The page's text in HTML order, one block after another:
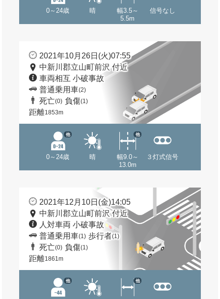
0～24歳 晴
幅3.5～
5.5m
信号なし
2021年10月26日(火)07:55
中新川郡立山町前沢 付近
車両相互 小破事故
普通乗用車(2)
死亡(0) 負傷(1)
距離1853m
0～24歳
他
晴
幅9.0～
13.0m
他
３灯式信号
2021年12月10日(金)14:05
中新川郡立山町前沢 付近
人対車両 小破事故
普通乗用車(1) 歩行者(1)
死亡(0) 負傷(1)
距離1861m
他 他